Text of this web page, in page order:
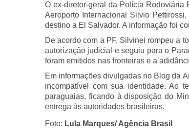
O ex-diretor-geral da Polícia Rodoviária
Aeroporto Internacional Silvio
destino a El Salvador. A informação foi
De acordo com a PF, Silvinei rompeu a
autorização judicial e seguiu para o
foram emitidos nas fronteiras e a
Em informações divulgadas no Blog da
incompatível com sua identidade. Ao
paraguaias, ficando à disposição do
entrega às autoridades brasileiras.
Foto: Lula Marques/ Agência Brasil